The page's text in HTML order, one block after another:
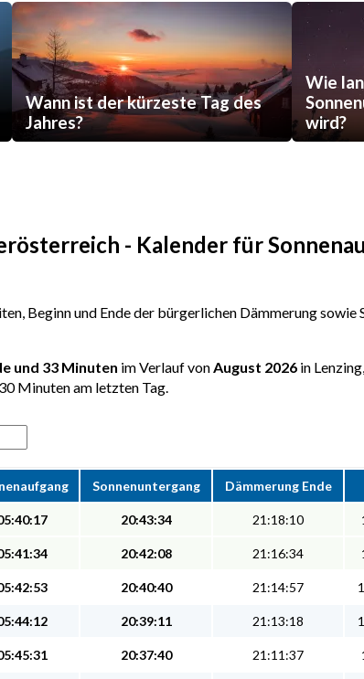
Wann ist der kürzeste Tag des
Jahres?
Wie
wird?
- Kalender für
Beginn und Ende der bürgerlichen Dämmerung
und 33 Minuten im Verlauf von August 2026 in
Minuten am letzten Tag.
Sonnenuntergang Dämmerung Ende
20:43:34 21:18:10
20:42:08 21:16:34
20:40:40 21:14:57
20:39:11 21:13:18
20:37:40 21:11:37